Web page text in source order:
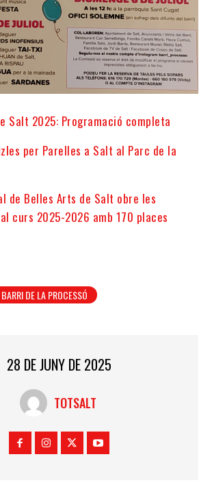
Salt 2025: Programació completa
per Parelles a Salt al Parc de la
de Belles Arts de Salt obre les
curs 2025-2026 amb 170 places
DE LA PROCESSÓ
28 DE JUNY DE 2025
TOTSALT